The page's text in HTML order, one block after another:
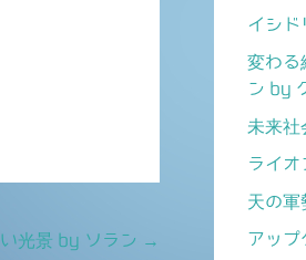
光景 by ソラン →
イシド
変わる
ン by
未来社
ライオ
天の軍
アップ